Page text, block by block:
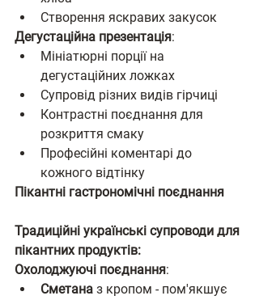
Створення яскравих закусок
Дегустаційна презентація:
Мініатюрні порції на
дегустаційних ложках
Супровід різних видів гірчиці
Контрастні поєднання для
розкриття смаку
Професійні коментарі до
кожного відтінку
Пікантні гастрономічні поєднання
Традиційні українські супроводи для
пікантних продуктів:
Охолоджуючі поєднання:
Сметана з кропом - пом'якшує